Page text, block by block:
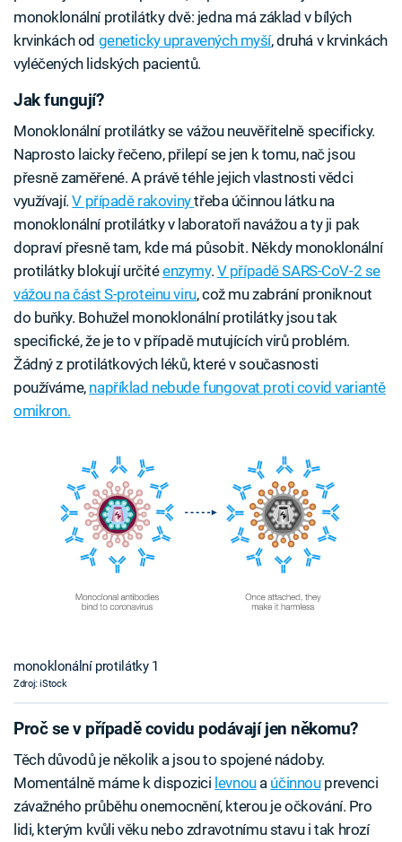
monoklonální protilátky dvě: jedna má základ v bílých
krvinkách od geneticky upravených myší, druhá v krvinkách
vyléčených lidských pacientů.
Jak fungují?
Monoklonální protilátky se vážou neuvěřitelně specificky.
Naprosto laicky řečeno, přilepí se jen k tomu, nač jsou
přesně zaměřené. A právě téhle jejich vlastnosti vědci
využívají.V případě rakovinytřeba účinnou látku na
monoklonální protilátky v laboratoři navážou a ty ji pak
dopraví přesně tam, kde má působit. Někdy monoklonální
protilátky blokují určitéenzymy. V případě SARS-CoV-2 se
vážou na část S-proteinu viru, což mu zabrání proniknout
do buňky. Bohužel monoklonální protilátky jsou tak
specifické, že je to v případě mutujících virů problém.
Žádný z protilátkových léků, které v současnosti
používáme, například nebude fungovat proti covid variantě
omikron.
monoklonální protilátky 1
Zdroj: iStock
Proč se v případě covidu podávají jen někomu?
Těch důvodů je několik a jsou to spojené nádoby.
Momentálně máme k dispozici levnoua účinnouprevenci
závažného průběhu onemocnění, kterou je očkování. Pro
lidi, kterým kvůli věku nebo zdravotnímu stavu i tak hrozí